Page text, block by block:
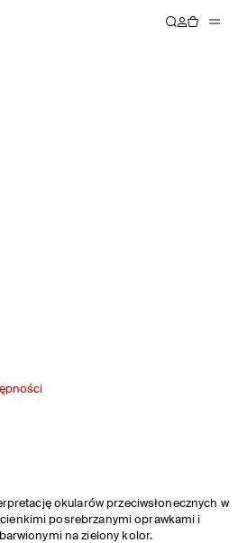
okularów przeciwsłonecznych w
posrebrzanymi oprawkami i
na zielony kolor.